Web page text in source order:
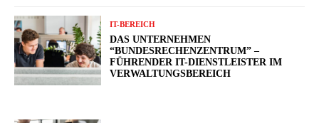
IT-BEREICH
DAS UNTERNEHMEN
“BUNDESRECHENZENTRUM” –
FÜHRENDER IT-DIENSTLEISTER IM
VERWALTUNGSBEREICH